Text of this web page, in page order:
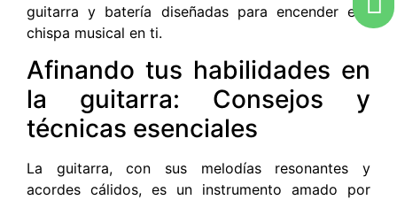
guitarra y batería diseñadas para encender esa
chispa musical en ti.
Afinando tus habilidades en
la guitarra: Consejos y
técnicas esenciales
La guitarra, con sus melodías resonantes y
acordes cálidos, es un instrumento amado por